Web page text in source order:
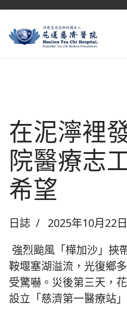
在泥濘裡
院醫療志
希望
日誌 2025年10月22日
強烈颱風「樺加沙」挾
鞍堰塞湖溢流，光復鄉
受驚嚇。災後第三天，
設立「慈濟第一醫療站